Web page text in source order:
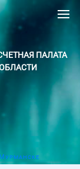
ПАЛАТА